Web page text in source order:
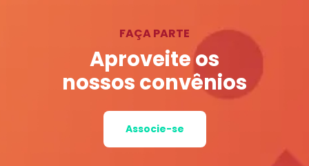
FAÇA PARTE
Aproveite os
nossos convênios
Associe-se